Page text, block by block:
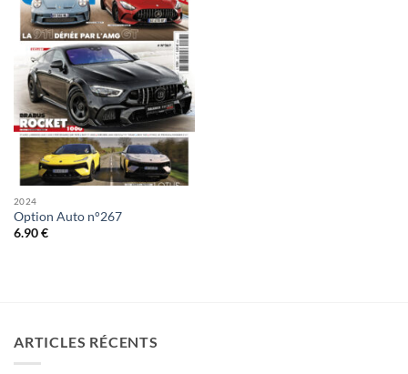
2024
Option Auto n°267
6.90€
ARTICLES RÉCENTS